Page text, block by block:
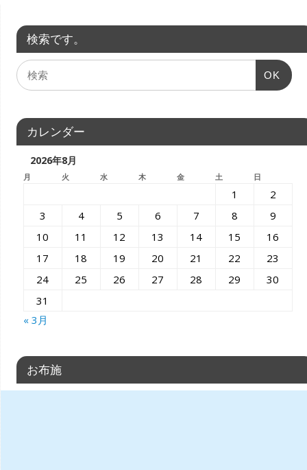
検索です。
OK
カレンダー
2026年8月
月 火 水 木 金 土 日
1
2
3
4 5 6 7 8
9
10
11 12 13 14 15
16
17
18 19 20 21 22
23
24
25 26 27 28 29
30
31
« 3月
お布施